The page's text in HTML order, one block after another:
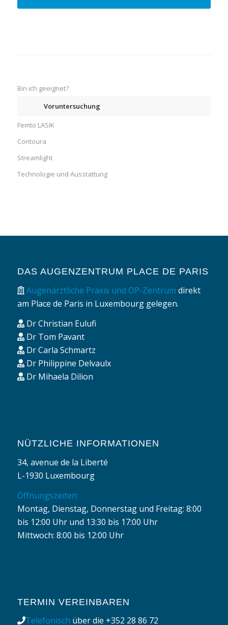
Bin ich geeignet?
Voruntersuchung
Femto LASIK
Contoura
Streamlight
Technologie und Ausstattung
DAS AUGENZENTRUM PLACE DE PARIS
Augenärztliche Praxis und OP-Zentrum direkt
am Place de Paris in Luxembourg gelegen.
Dr Christian Eulufi
Dr Tom Pavant
Dr Carla Schmartz
Dr Philippine Delvaulx
Dr Mihaela Dilion
NÜTZLICHE INFORMATIONEN
34, avenue de la Liberté
L-1930 Luxembourg
Öffnungszeiten
Montag, Dienstag, Donnerstag und Freitag: 8:00
bis 12:00 Uhr und 13:30 bis 17:00 Uhr
Mittwoch: 8:00 bis 12:00 Uhr
TERMIN VEREINBAREN
Telefonisch über die +352 28 86 72